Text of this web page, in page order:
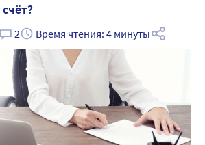
2 Время чтения: 4 минуты